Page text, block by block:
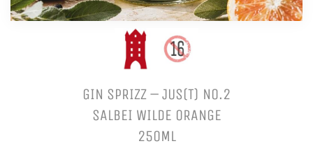
GIN SPRIZZ – JUS(T) NO.2
SALBEI WILDE ORANGE
250ML